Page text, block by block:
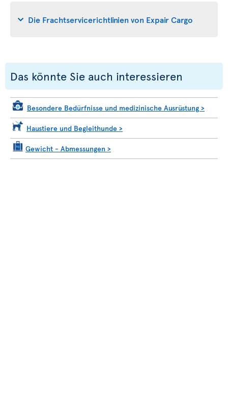
Die Frachtservicerichtlinien von Expair Cargo
Das könnte Sie auch interessieren
Besondere Bedürfnisse und medizinische Ausrüstung >
Haustiere und Begleithunde >
Gewicht - Abmessungen >